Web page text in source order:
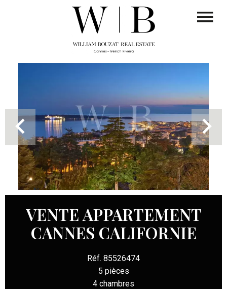
VENTE APPARTEMENT
CANNES CALIFORNIE
Réf. 85526474
5 pièces
4 chambres